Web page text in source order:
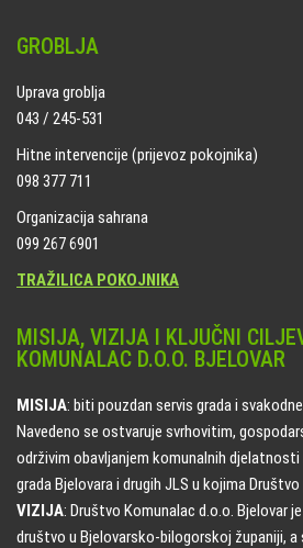
GROBLJA
Uprava groblja
043 / 245-531
Hitne intervencije (prijevoz pokojnika)
098 377 711
Organizacija sahrana
099 267 6901
TRAŽILICA POKOJNIKA
MISIJA, VIZIJA I KLJUČNI
KOMUNALAC D.O.O. BJELOVAR
MISIJA: biti pouzdan servis grada i
Navedeno se ostvaruje svrhovitim,
održivim obavljanjem komunalnih
grada Bjelovara i drugih JLS u kojima
VIZIJA: Društvo Komunalac d.o.o. Bjelovar
društvo u Bjelovarsko-bilogorskoj županiji, a